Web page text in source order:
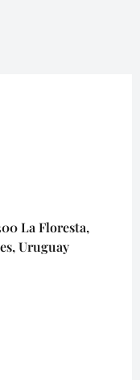
La Floresta,
Uruguay